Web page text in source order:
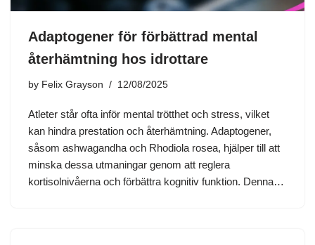
Adaptogener för förbättrad mental
återhämtning hos idrottare
by Felix Grayson 12/08/2025
Atleter står ofta inför mental trötthet och stress, vilket
kan hindra prestation och återhämtning. Adaptogener,
såsom ashwagandha och Rhodiola rosea, hjälper till att
minska dessa utmaningar genom att reglera
kortisolnivåerna och förbättra kognitiv funktion. Denna…